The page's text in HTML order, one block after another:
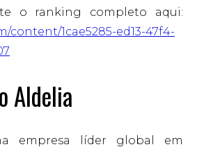
o ranking completo aqui:
content/1cae5285-ed13-47f4-
Aldelia
empresa líder global em